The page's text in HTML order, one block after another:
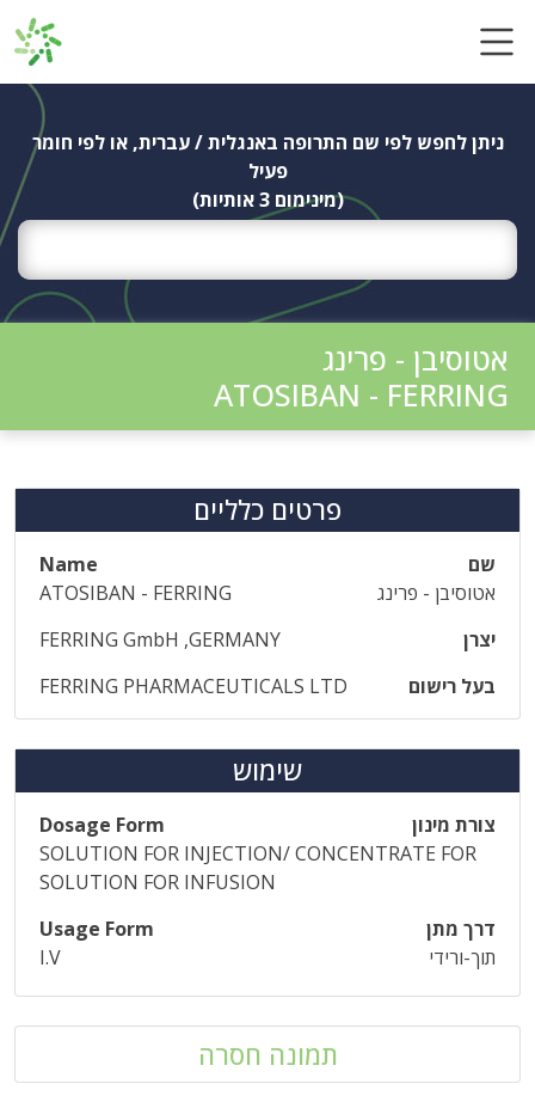
ניתן לחפש לפי שם התרופה באנגלית / עברית, או לפי חומר
פעיל
(מינימום 3 אותיות)
אטוסיבן - פרינג
ATOSIBAN - FERRING
פרטים כלליים
שם
Name
אטוסיבן - פרינג
ATOSIBAN - FERRING
יצרן
FERRING GmbH ,GERMANY
בעל רישום
FERRING PHARMACEUTICALS LTD
שימוש
צורת מינון
Dosage Form
SOLUTION FOR INJECTION/ CONCENTRATE FOR
SOLUTION FOR INFUSION
דרך מתן
Usage Form
תוך-ורידי
I.V
תמונה חסרה